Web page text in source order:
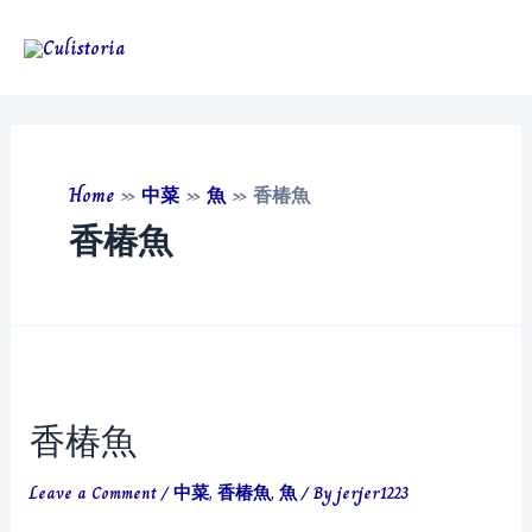
Home »中菜 »魚 »香椿魚
香椿魚
香椿魚
Leave a Comment/中菜,香椿魚,魚/ Byjerjer1223